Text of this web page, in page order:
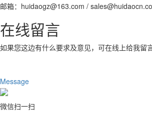
邮箱：huidaogz@163.com /
在线留言
如果您这边有什么要求及意见，可在线上给我留言
Message
微信扫一扫